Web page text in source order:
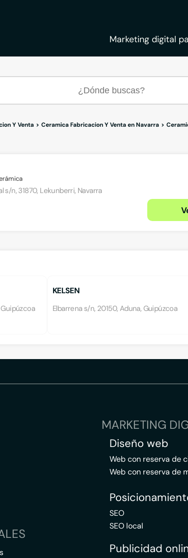
Marketing digital
Y Venta Ceramica Fabricacion Y Venta en Navarra
s/n, 31870, Lekunberri, Navarra
KELSEN
Elbarrena s/n, 20150, Aduna, Guipúzcoa
MARKETING
Diseño web
Web con reserva de
Web con reserva de
SEO
SEO local
Publicidad